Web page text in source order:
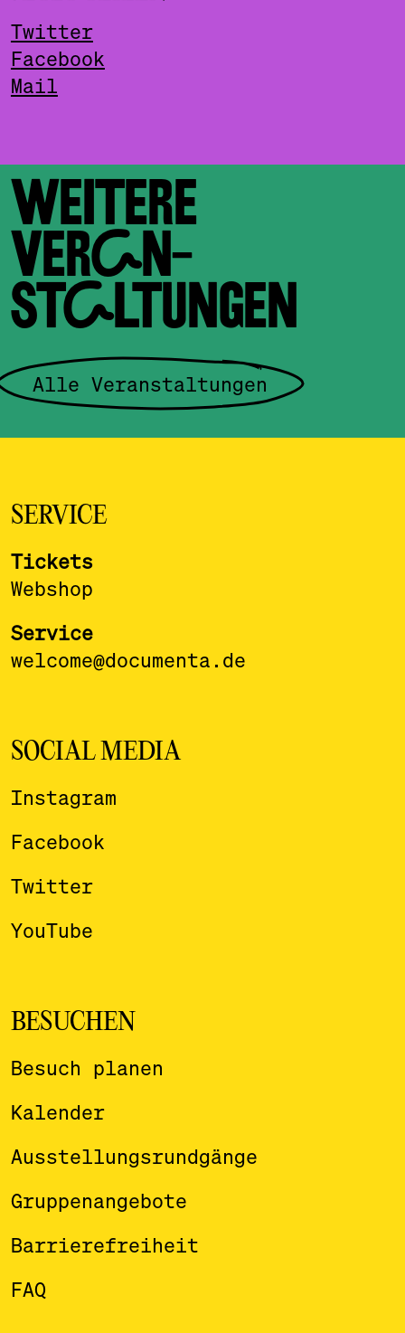
Twitter
Facebook
Mail
WEITERE
VERAN­
STALTUNGEN
Alle Veranstaltungen
SERVICE
Tickets
Webshop
Service
welcome@documenta.de
SOCIAL MEDIA
Instagram
Facebook
Twitter
YouTube
BESUCHEN
Besuch planen
Kalender
Ausstellungsrundgänge
Gruppenangebote
Barrierefreiheit
FAQ